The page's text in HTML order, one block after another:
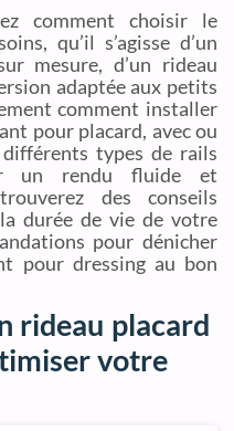
comment choisir le
qu’il s’agisse d’un
mesure, d’un rideau
adaptée aux petits
comment installer
pour placard, avec ou
types de rails
un rendu fluide et
des conseils
durée de vie de votre
pour dénicher
pour dressing au bon
rideau placard
votre